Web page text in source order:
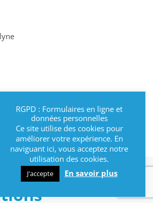
>
RGPD : Formulaires en ligne et
données personnelles
Ce site utilise des cookies pour
améliorer votre expérience. En
naviguant ici, vous acceptez notre
utilisation des cookies.
J'accepte En savoir plus